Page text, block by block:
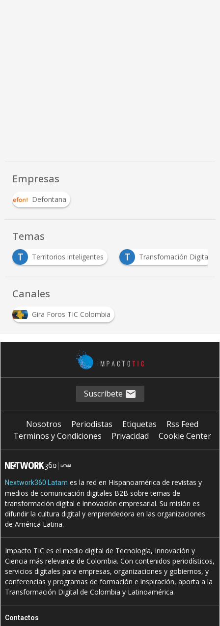
Empresas
Defontana
Temas
T
Territorios inteligentes T Transfomación Digital
Canales
Gira Foros TIC Colombia
Suscríbete
Nosotros Periodistas Etiquetas
Rss Feed
Terminos y Condiciones
Privacidad Cookie Center
Nextwork360 Latam es la red en Hispanoamérica de revistas y
medios de comunicación digitales B2B sobre temas de
transformación digital e innovación empresarial. Su misión es
difundir la cultura digital y emprendedora en las organizaciones
de América Latina.
Impacto TIC es el medio digital de Tecnología, Innovación y
Ciencia más relevante de Colombia. Con contenidos periodísticos,
servicios digitales para empresas, organizaciones y gobiernos, y
conferencias y programas de formación e inspiración, aporta a la
Transformación Digital de Colombia y Latinoamérica.
Contactos